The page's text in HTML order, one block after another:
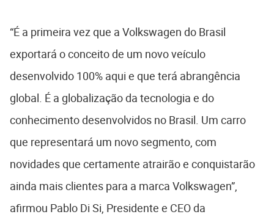
“É a primeira vez que a Volkswagen do Brasil
exportará o conceito de um novo veículo
desenvolvido 100% aqui e que terá abrangência
global. É a globalização da tecnologia e do
conhecimento desenvolvidos no Brasil. Um carro
que representará um novo segmento, com
novidades que certamente atrairão e conquistarão
ainda mais clientes para a marca Volkswagen”,
afirmou Pablo Di Si, Presidente e CEO da